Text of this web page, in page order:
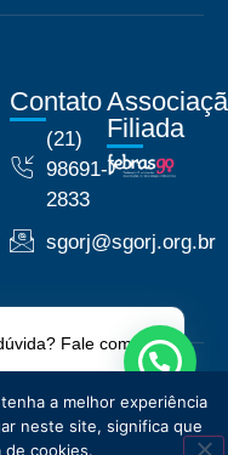
Contato
(21)
98691-
2833
sgorj@sgorj.org.br
Filiada
de Privacidade
a melhor experiência
neste site, significa que
de cookies.
Fale comigo!